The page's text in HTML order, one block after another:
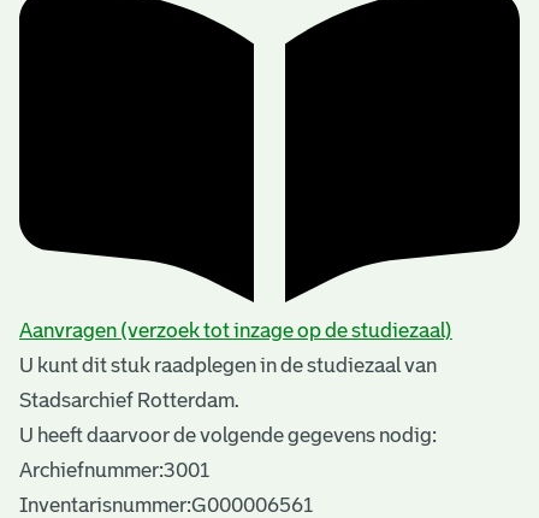
Aanvragen (verzoek tot inzage op de studiezaal)
U kunt dit stuk raadplegen in de studiezaal van
Stadsarchief Rotterdam.
U heeft daarvoor de volgende gegevens nodig:
Archiefnummer:3001
Inventarisnummer:G000006561